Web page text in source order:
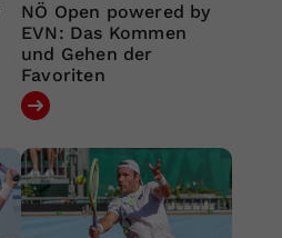
NÖ Open powered by
EVN: Das Kommen
und Gehen der
Favoriten